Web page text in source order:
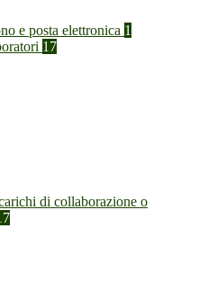
e posta elettronica 1
17
di collaborazione o